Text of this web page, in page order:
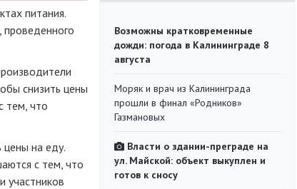
питания.
снизить цены
тем, что
на еду.
с тем, что
участников
Возможны кратковременные
дожди: погода в Калининграде 8
августа
Моряк и врач из Калининграда
прошли в финал «Родников»
Газмановых
Власти о здании-преграде на
ул. Майской: объект выкуплен и
готов к сносу